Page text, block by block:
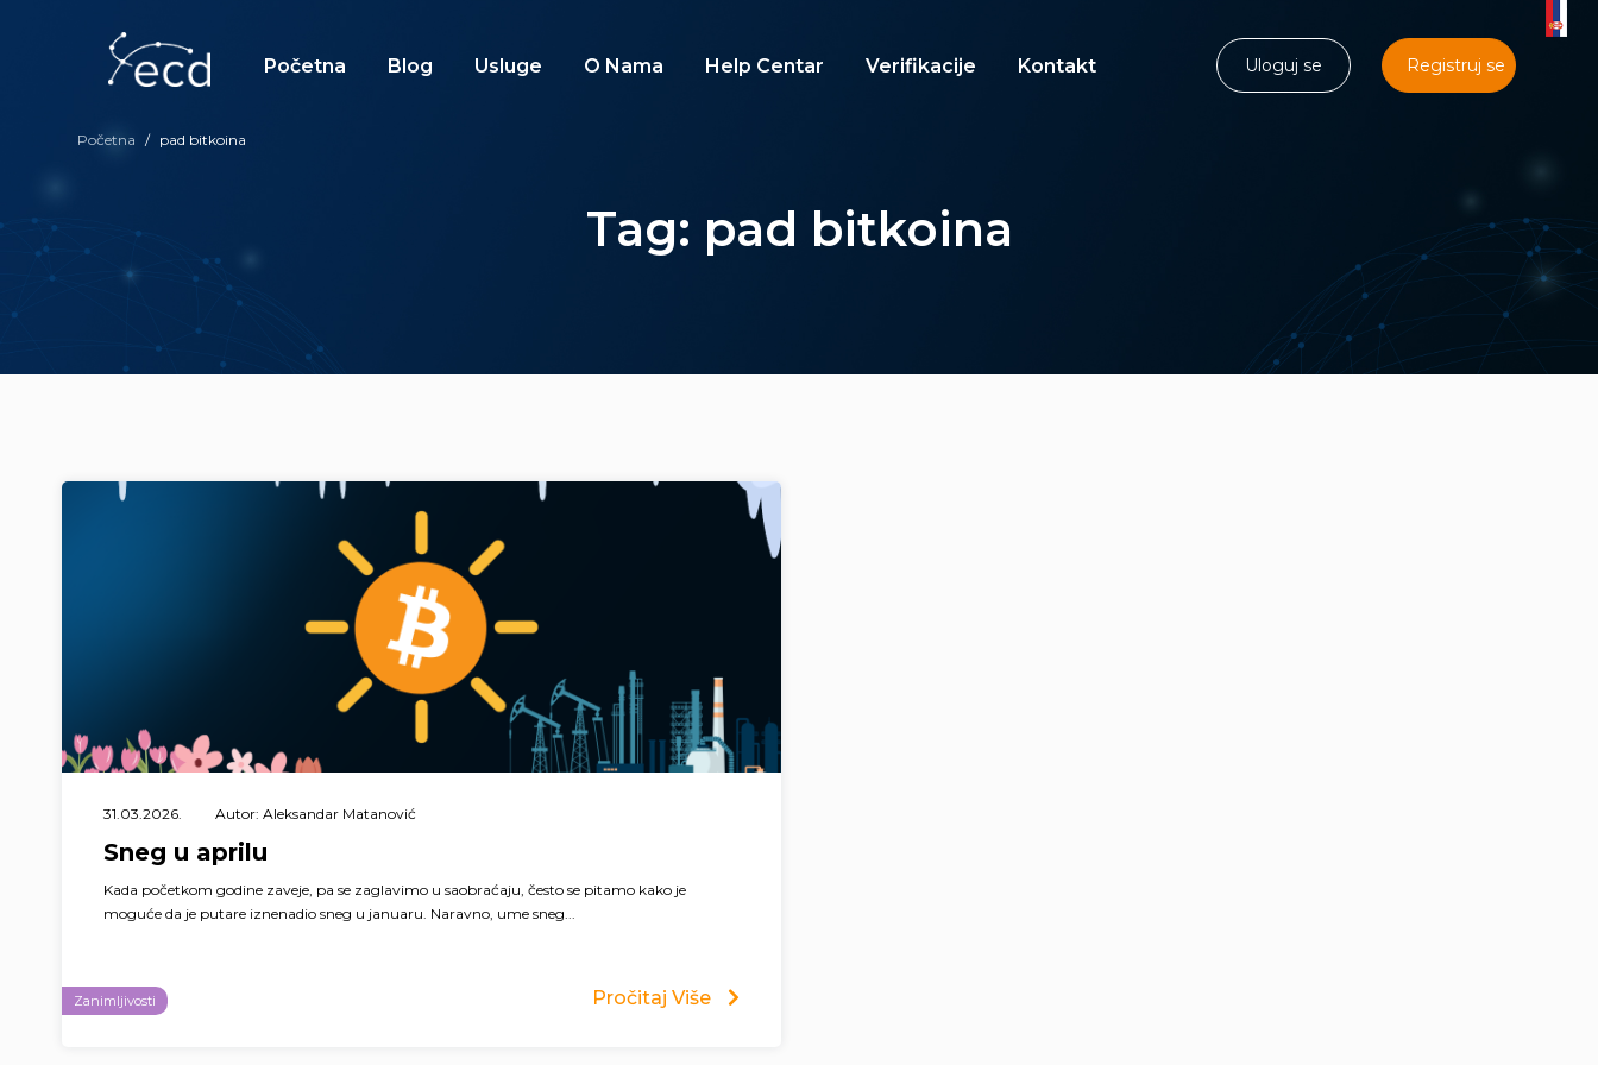
Početna Blog Usluge O Nama Help Centar Verifikacije Kontakt Uloguj se Registruj se
Početna / pad bitkoina
Tag: pad bitkoina
31.03.2026. Autor: Aleksandar Matanović
Sneg u aprilu
Kada početkom godine zaveje, pa se zaglavimo u saobraćaju, često se pitamo kako je
moguće da je putare iznenadio sneg u januaru. Naravno, ume sneg...
Zanimljivosti Pročitaj Više